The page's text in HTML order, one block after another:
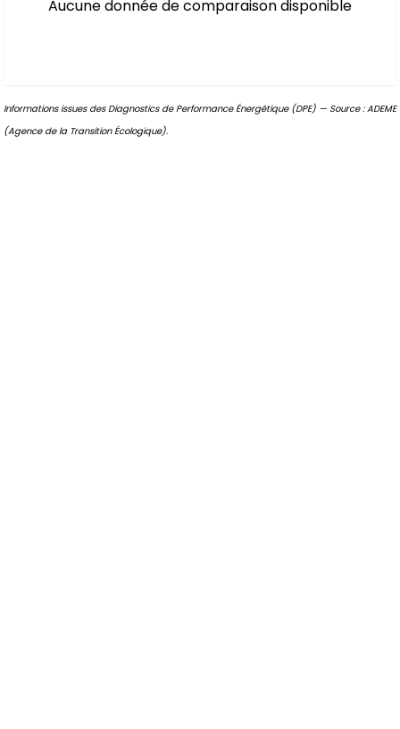
Aucune donnée de comparaison disponible
Informations issues des Diagnostics de Performance Énergétique (DPE) — Source : ADEME
(Agence de la Transition Écologique).